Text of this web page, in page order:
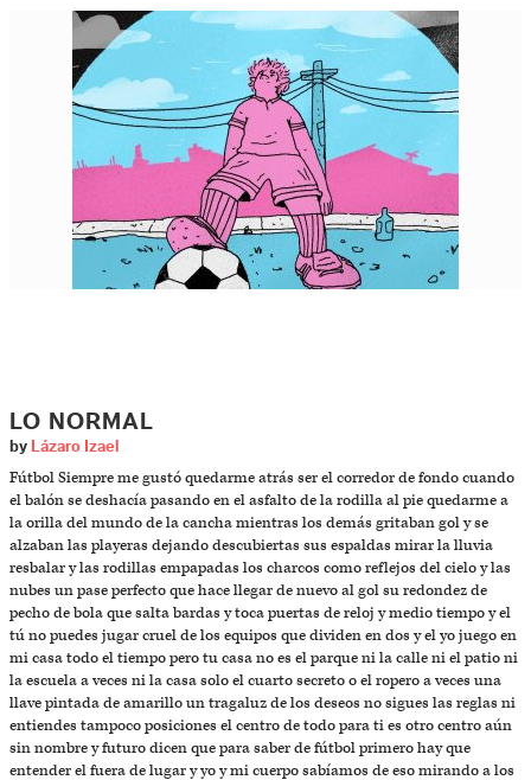
LO NORMAL
by Lázaro Izael
Fútbol Siempre me gustó quedarme atrás ser el corredor de fondo cuando
el balón se deshacía pasando en el asfalto de la rodilla al pie quedarme a
la orilla del mundo de la cancha mientras los demás gritaban gol y se
alzaban las playeras dejando descubiertas sus espaldas mirar la lluvia
resbalar y las rodillas empapadas los charcos como reflejos del cielo y las
nubes un pase perfecto que hace llegar de nuevo al gol su redondez de
pecho de bola que salta bardas y toca puertas de reloj y medio tiempo y el
tú no puedes jugar cruel de los equipos que dividen en dos y el yo juego en
mi casa todo el tiempo pero tu casa no es el parque ni la calle ni el patio ni
la escuela a veces ni la casa solo el cuarto secreto o el ropero a veces una
llave pintada de amarillo un tragaluz de los deseos no sigues las reglas ni
entiendes tampoco posiciones el centro de todo para ti es otro centro aún
sin nombre y futuro dicen que para saber de fútbol primero hay que
entender el fuera de lugar y yo y mi cuerpo sabíamos de eso mirando a los